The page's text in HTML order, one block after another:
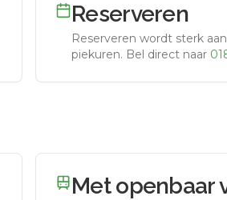
Reserveren
Reserveren wordt sterk
piekuren. Bel direct naar
Met openbaar